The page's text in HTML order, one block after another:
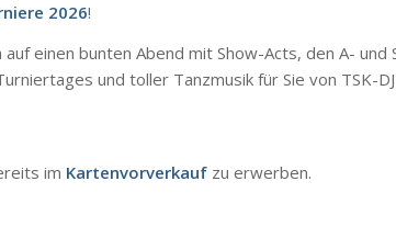
2026!
auf einen bunten Abend mit Show-Acts, den A- und
und toller Tanzmusik für Sie von TSK-DJ
im Kartenvorverkauf zu erwerben.